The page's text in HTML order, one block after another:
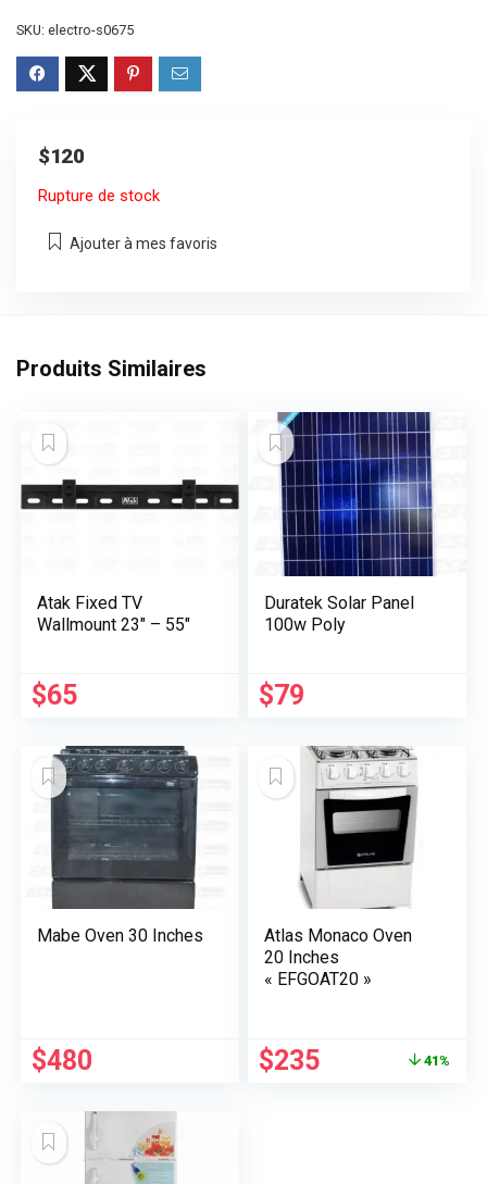
SKU: electro-s0675
$120
Rupture de stock
Ajouter à mes favoris
Produits Similaires
Atak Fixed TV
Wallmount 23″ – 55″
$65
Duratek Solar Panel
100w Poly
$79
Mabe Oven 30 Inches
$480
Atlas Monaco Oven
20 Inches
« EFGOAT20 »
Le
prix
$235Le 41%